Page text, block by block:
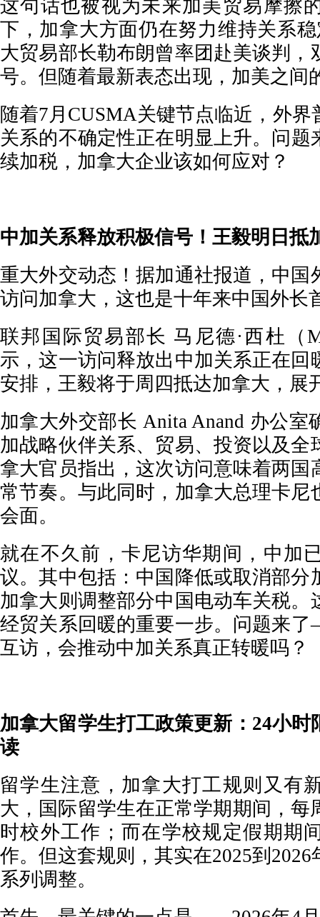
这句话也被视为未来加美贸易摩擦
下，加拿大方面仍在努力维持关系
大贸易部长勒布朗曾率团赴美谈判，
号。但随着最新表态出现，加美之间
随着7月CUSMA关键节点临近，外
关系的不确定性正在明显上升。问
续加税，加拿大企业该如何应对？
中加关系释放积极信号！王毅明日抵
重大外交动态！据加通社报道，中国
访问加拿大，这也是十年来中国外长
联邦国际贸易部长 马尼德·西杜（
示，这一访问释放出中加关系正在回
安排，王毅将于周四抵达加拿大，展
加拿大外交部长 Anita Anand 办公室
加战略伙伴关系、贸易、投资以及全
拿大官员指出，这次访问意味着两国
常节奏。与此同时，加拿大总理卡尼
会面。
就在不久前，卡尼访华期间，中加
议。其中包括：中国降低或取消部分
加拿大则调整部分中国电动车关税。
经贸关系回暖的重要一步。问题来
互访，会推动中加关系真正转暖吗？
加拿大留学生打工政策更新：24小时
读
留学生注意，加拿大打工规则又有
大，国际留学生在正常学期期间，每
时校外工作；而在学校规定假期期
作。但这套规则，其实在2025到
系列调整。